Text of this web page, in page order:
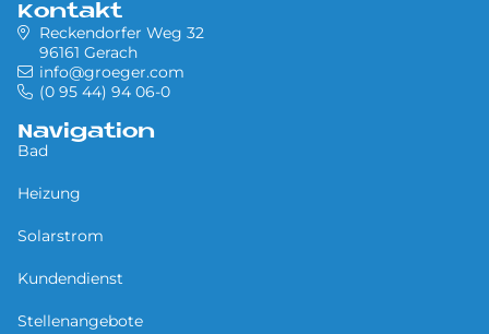
Kontakt
Reckendorfer Weg 32
96161 Gerach
info@groeger.com
(0 95 44) 94 06-0
Navigation
Bad
Heizung
Solarstrom
Kundendienst
Stellenangebote